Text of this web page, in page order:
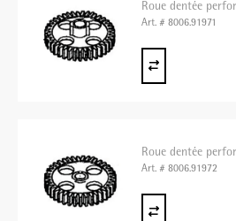
Roue dentée
Art. # 8006.91971
Roue dentée
Art. # 8006.91972